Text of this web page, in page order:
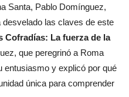
Santa, Pablo Domínguez,
desvelado las claves de este
Cofradías: La fuerza de la
que peregrinó a Roma
entusiasmo y explicó por qué
única para comprender